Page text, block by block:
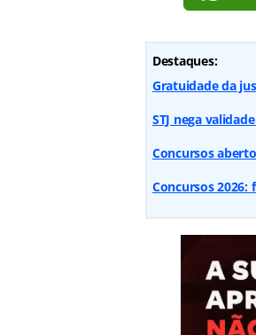
Destaques:
Gratuidade da
STJ nega
Concursos
Concursos